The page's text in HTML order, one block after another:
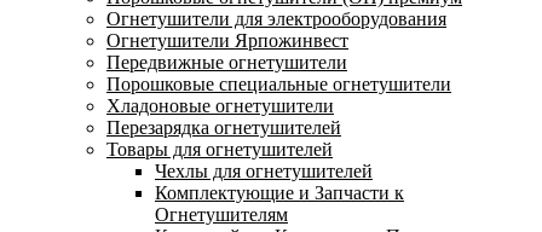
Огнетушители для электрооборудования
Огнетушители Ярпожинвест
Передвижные огнетушители
Порошковые специальные огнетушители
Хладоновые огнетушители
Перезарядка огнетушителей
Товары для огнетушителей
Чехлы для огнетушителей
Комплектующие и Запчасти к
Огнетушителям